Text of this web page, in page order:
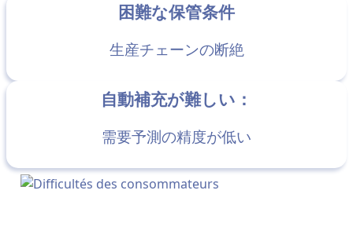
困難な保管条件
生産チェーンの断絶
自動補充が難しい：
需要予測の精度が低い